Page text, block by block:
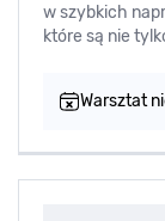
w szybkich
które są nie
Warsztat